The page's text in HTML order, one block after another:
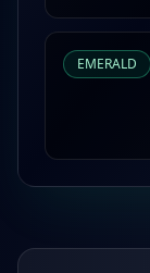
EMERALD